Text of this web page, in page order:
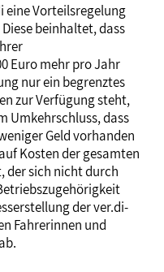
eine Vorteilsregelung
beinhaltet, dass
Euro mehr pro Jahr
nur ein begrenztes
zur Verfügung steht,
Umkehrschluss, dass
Geld vorhanden
Kosten der gesamten
der sich nicht durch
der ver.di-
Fahrerinnen und